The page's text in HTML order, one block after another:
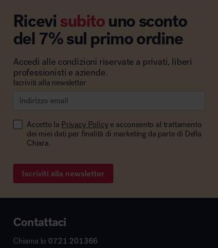
Ricevisubitouno sconto
del 7% sul primo ordine
Accedi alle condizioni riservate a privati, liberi
professionisti e aziende.
Iscriviti alla newsletter
Accetto la Privacy Policy e acconsento al trattamento
dei miei dati per finalità di marketing da parte di Della
Chiara.
Iscriviti alla newsletter
Contattaci
Chiama lo 0721 201366